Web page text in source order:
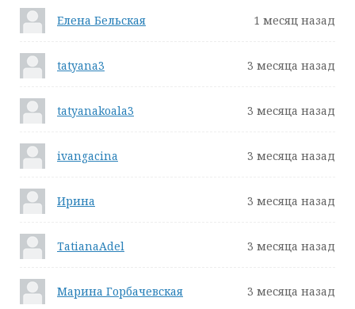
Елена Бельская 1 месяц назад
tatyana3 3 месяца назад
tatyanakoala3 3 месяца назад
ivangacina 3 месяца назад
Ирина 3 месяца назад
TatianaAdel 3 месяца назад
Марина Горбачевская 3 месяца назад